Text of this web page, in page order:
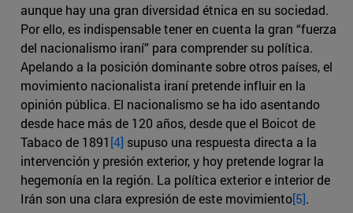
aunque hay una gran diversidad étnica en su sociedad.
Por ello, es indispensable tener en cuenta la gran “fuerza
del nacionalismo iraní” para comprender su política.
Apelando a la posición dominante sobre otros países, el
movimiento nacionalista iraní pretende influir en la
opinión pública. El nacionalismo se ha ido asentando
desde hace más de 120 años, desde que el Boicot de
Tabaco de 1891[4] supuso una respuesta directa a la
intervención y presión exterior, y hoy pretende lograr la
hegemonía en la región. La política exterior e interior de
Irán son una clara expresión de este movimiento[5].